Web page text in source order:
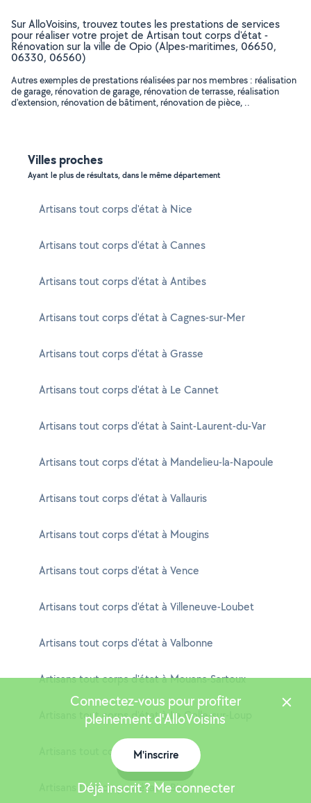
Sur AlloVoisins, trouvez toutes les prestations de services
pour réaliser votre projet de Artisan tout corps d'état -
Rénovation sur la ville de Opio (Alpes-maritimes, 06650,
06330, 06560)
Autres exemples de prestations réalisées par nos membres : réalisation
de garage, rénovation de garage, rénovation de terrasse, réalisation
d'extension, rénovation de bâtiment, rénovation de pièce, ..
Villes proches
Ayant le plus de résultats, dans le même département
Artisans tout corps d'état à Nice
Artisans tout corps d'état à Cannes
Artisans tout corps d'état à Antibes
Artisans tout corps d'état à Cagnes-sur-Mer
Artisans tout corps d'état à Grasse
Artisans tout corps d'état à Le Cannet
Artisans tout corps d'état à Saint-Laurent-du-Var
Artisans tout corps d'état à Mandelieu-la-Napoule
Artisans tout corps d'état à Vallauris
Artisans tout corps d'état à Mougins
Artisans tout corps d'état à Vence
Artisans tout corps d'état à Villeneuve-Loubet
Artisans tout corps d'état à Valbonne
Artisans tout corps d'état à Mouans-Sartoux
Artisans tout corps d'état à La Colle-sur-Loup
Artisans tout corps d'état à Carros
Artisans tout corps d'état à Biot
Connectez-vous pour profiter
pleinement d'AlloVoisins
M'inscrire
Déjà inscrit ? Me connecter